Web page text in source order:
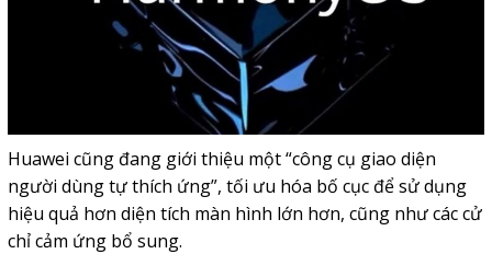
Huawei cũng đang giới thiệu một “công cụ giao diện
người dùng tự thích ứng”, tối ưu hóa bố cục để sử dụng
hiệu quả hơn diện tích màn hình lớn hơn, cũng như các cử
chỉ cảm ứng bổ sung.